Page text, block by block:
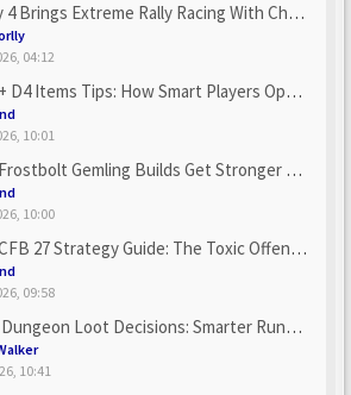
Extreme Rally Racing With Challenging Track...
04:12
Items Tips: How Smart Players Optimize Gear, Build...
10:01
Gemling Builds Get Stronger With u4gm’s Ice C...
10:00
27 Strategy Guide: The Toxic Offensive Scheme Your ...
09:58
Loot Decisions: Smarter Runs With U4N
10:41